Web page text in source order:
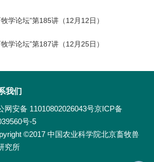
学论坛”第185讲（12月12日）
学论坛”第187讲（12月25日）
我们
网安备 11010802026043号京ICP备
号-5
©2017 中国农业科学院北京畜牧兽
究所